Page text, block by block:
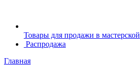
Товары для продажи в мастерской
Распродажа
Главная